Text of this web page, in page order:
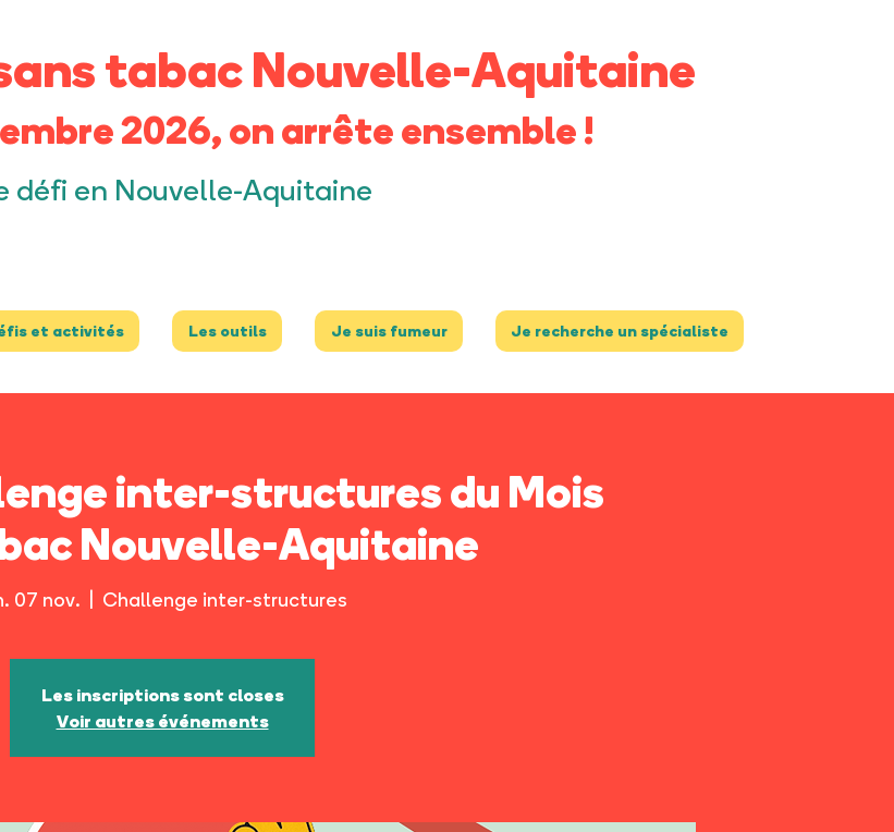
tabac Nouvelle-Aquitaine
2026, on arrête ensemble !
défi en Nouvelle-Aquitaine
et activités Les outils Je suis fumeur Je recherche un spécialiste
inter-structures du Mois
Nouvelle-Aquitaine
07 nov. Challenge inter-structures
Les inscriptions sont closes
Voir autres événements